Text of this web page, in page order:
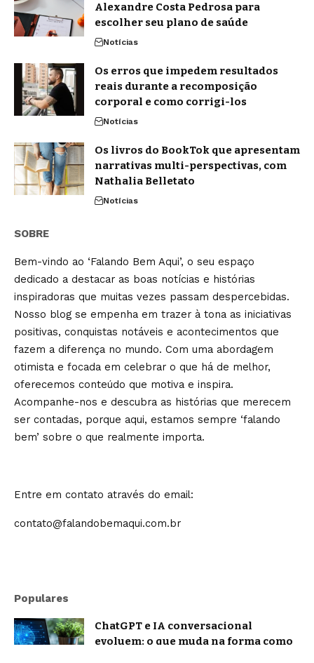
Alexandre Costa Pedrosa para
escolher seu plano de saúde
Notícias
Os erros que impedem resultados
reais durante a recomposição
corporal e como corrigi-los
Notícias
Os livros do BookTok que apresentam
narrativas multi-perspectivas, com
Nathalia Belletato
Notícias
SOBRE
Bem-vindo ao ‘Falando Bem Aqui’, o seu espaço
dedicado a destacar as boas notícias e histórias
inspiradoras que muitas vezes passam despercebidas.
Nosso blog se empenha em trazer à tona as iniciativas
positivas, conquistas notáveis e acontecimentos que
fazem a diferença no mundo. Com uma abordagem
otimista e focada em celebrar o que há de melhor,
oferecemos conteúdo que motiva e inspira.
Acompanhe-nos e descubra as histórias que merecem
ser contadas, porque aqui, estamos sempre ‘falando
bem’ sobre o que realmente importa.
Entre em contato através do email:
contato@falandobemaqui.com.br
Populares
ChatGPT e IA conversacional
evoluem: o que muda na forma como